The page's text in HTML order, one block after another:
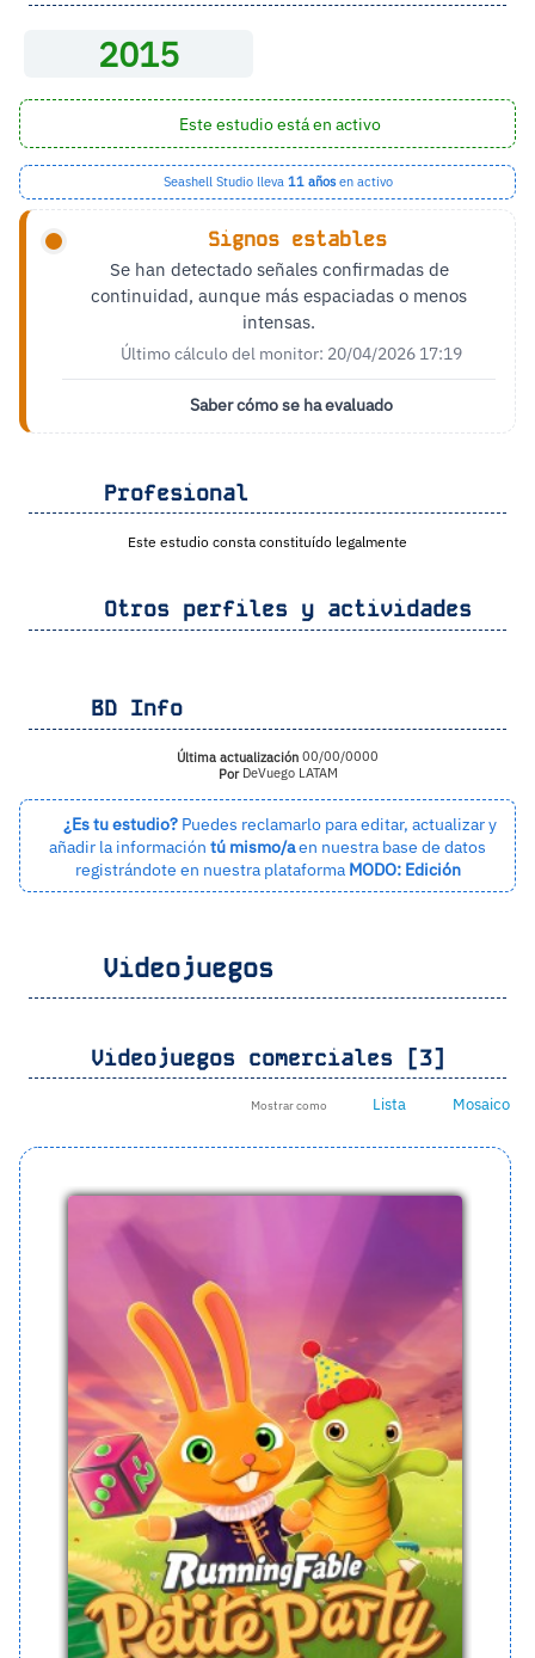
2015
Este estudio está en activo
Seashell Studio lleva 11 añosen activo
Signos estables
Se han detectado señales confirmadas de
continuidad, aunque más espaciadas o menos
intensas.
Último cálculo del monitor: 20/04/2026 17:19
Saber cómo se ha evaluado
Profesional
Este estudio consta constituído legalmente
Otros perfiles y actividades
BD Info
Última actualización 00/00/0000
PorDeVuego LATAM
¿Es tu estudio? Puedes reclamarlo para editar, actualizar y
añadir la información tú mismo/aen nuestra base de datos
registrándote en nuestra plataforma MODO: Edición
Videojuegos
Videojuegos comerciales [3]
Mostrar como Lista Mosaico